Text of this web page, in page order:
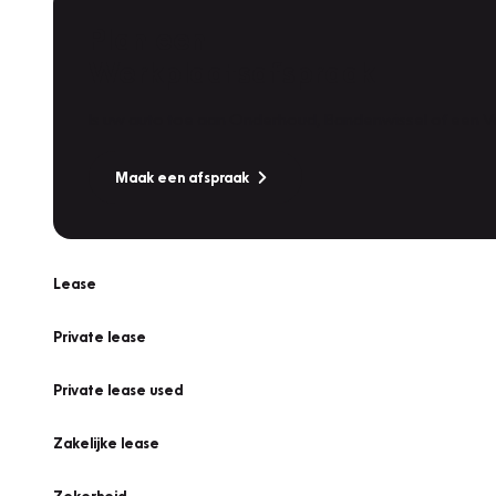
Maak een afspraak
Lease
Private lease
Private lease used
Zakelijke lease